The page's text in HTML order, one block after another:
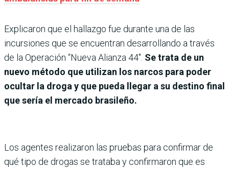
Explicaron que el hallazgo fue durante una de las
incursiones que se encuentran desarrollando a través
de la Operación “Nueva Alianza 44″. Se trata de un
nuevo método que utilizan los narcos para poder
ocultar la droga y que pueda llegar a su destino final
que sería el mercado brasileño.
Los agentes realizaron las pruebas para confirmar de
qué tipo de drogas se trataba y confirmaron que es